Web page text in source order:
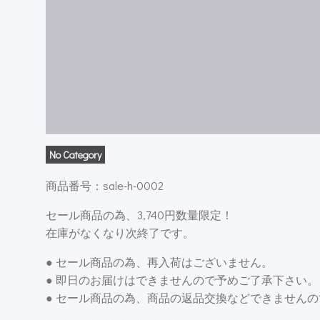
No Category
商品番号：sale-h-0002
セール商品の為、3,740円数量限定！
在庫がなくなり次終了です。
● セール商品の為、再入荷はございません。
● 即日のお届けはできませんので予めご了承下さい。
● セール商品の為、商品の返品交換などできませんの